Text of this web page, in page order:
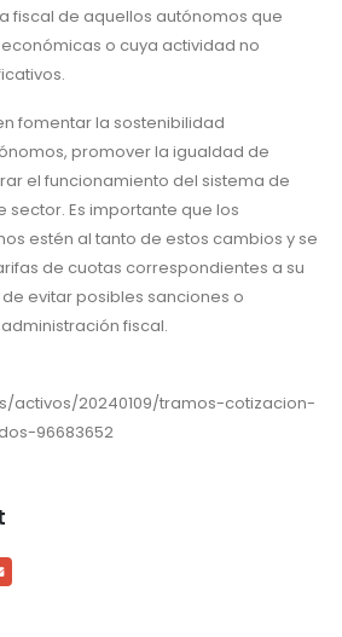
fiscal de aquellos autónomos que
o cuya actividad no
fomentar la sostenibilidad
promover la igualdad de
el funcionamiento del sistema de
Es importante que los
estén al tanto de estos cambios y se
de cuotas correspondientes a su
evitar posibles sanciones o
fiscal.
activos/20240109/tramos-cotizacion-
96683652